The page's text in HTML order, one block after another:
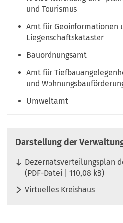
und Tourismus
Amt für Geoinformationen
Liegenschaftskataster
Bauordnungsamt
Amt für
und
Umweltamt
Darstellung der
Dezernatsverteilungsplan
PDF-Datei
110,08 kB
Virtuelles Kreishaus